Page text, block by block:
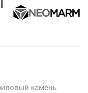
камень